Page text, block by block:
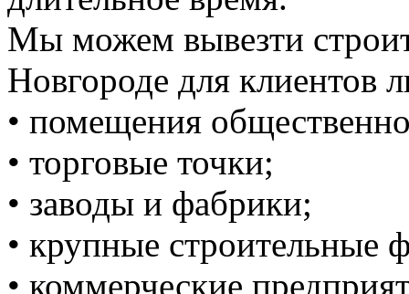
Мы можем вывезти
Новгороде для клиентов
• помещения
• торговые точки;
• заводы и фабрики;
• крупные строительные
• коммерческие